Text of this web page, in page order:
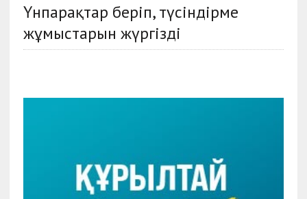
Үнпарақтар беріп, түсіндірме
жұмыстарын жүргізді